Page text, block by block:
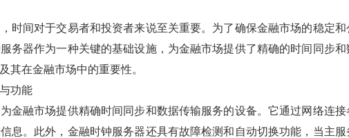
时间对于交易者和投资者来说至关重要。为了确保金融市场的稳定
务器作为一种关键的基础设施，为金融市场提供了精确的时间同步
其在金融市场中的重要性。
功能
金融市场提供精确时间同步和数据传输服务的设备。它通过网络连
息。此外，金融时钟服务器还具有故障检测和自动切换功能，当主